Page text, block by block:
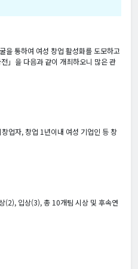
을 통하여 여성 창업 활성화를 도모하고
」을 다음과 같이 개최하오니 많은 관
업자, 창업 1년이내 여성 기업인 등 창
(2), 입상(3), 총 10개팀 시상 및 후속연